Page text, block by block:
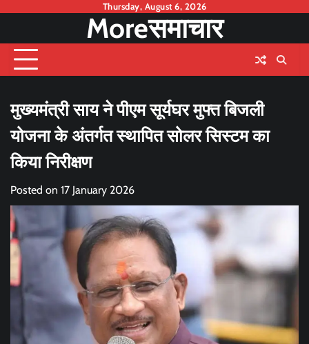
content
Thursday, August 6, 2026
Moreसमाचार
मुख्यमंत्री साय ने पीएम सूर्यघर मुफ्त बिजली
योजना के अंतर्गत स्थापित सोलर सिस्टम का
किया निरीक्षण
Posted on 17 January 2026